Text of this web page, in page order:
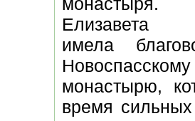
Елизавета
имела
Новоспасскому
монастырю,
время